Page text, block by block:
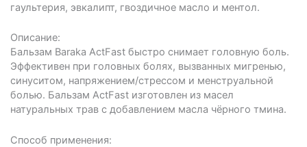
гаультерия, эвкалипт, гвоздичное масло и ментол.
Описание:
Бальзам Baraka ActFast быстро снимает головную боль.
Эффективен при головных болях, вызванных мигренью,
синуситом, напряжением/стрессом и менструальной
болью. Бальзам ActFast изготовлен из масел
натуральных трав с добавлением масла чёрного тмина.
Способ применения: